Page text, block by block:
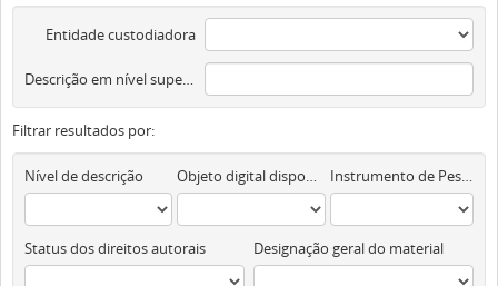
Entidade custodiadora
Descrição em nível superior
Filtrar resultados por:
Nível de descrição Objeto digital disponível Instrumento de Pesquisa
Status dos direitos autorais Designação geral do material